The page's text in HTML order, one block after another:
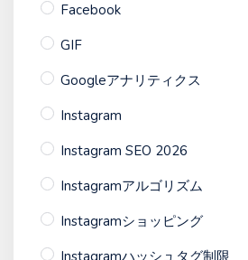
Facebook
GIF
Googleアナリティクス
Instagram
Instagram SEO 2026
Instagramアルゴリズム
Instagramショッピング